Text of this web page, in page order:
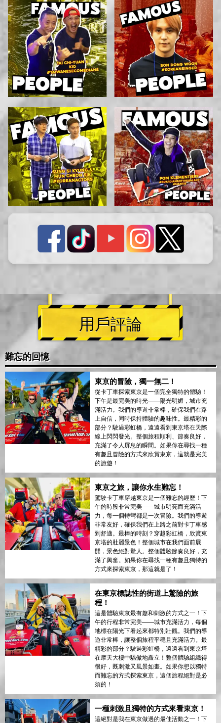
用戶評論
難忘的回憶
東京的冒險，獨一無二！
從卡丁車探索東京是一個完全獨特的體驗！
下午是最完美的時光——陽光明媚，城市充
滿活力。我們的導遊非常棒，確保我們在路
上自信，同時保持體驗的趣味性。最精彩的
部分？駛過彩虹橋，遠遠看到東京塔在天際
線上閃閃發光。整個旅程順利、節奏良好，
充滿了令人屏息的瞬間。如果你在尋找一種
有趣且冒險的方式來欣賞東京，這就是完美
的旅遊！
東京之旅，讓你永生難忘！
駕駛卡丁車穿越東京是一個難忘的經歷！下
午的時段非常完美——城市明亮而充滿活
力，每一個轉彎都是一次冒險。我們的導遊
非常友好，確保我們在上路之前對卡丁車感
到舒適。最棒的時刻？穿越彩虹橋，欣賞東
京塔的壯麗景色！整個城市在我們面前展
開，景色絕對驚人。整個體驗節奏良好，充
滿了興奮。如果你在尋找一種有趣且獨特的
方式來探索東京，那這就是了！
在東京標誌性的街道上驚險的旅
程！
這是體驗東京最有趣和刺激的方式之一！下
午的行程非常完美——城市充滿活力，每個
地標在陽光下看起來都特別壯觀。我們的導
遊非常棒，讓整個旅程平穩且充滿活力。最
精彩的部分？駛過彩虹橋，遠遠看到東京塔
在摩天大樓中驕傲地矗立！整個體驗組織得
很好，既刺激又風景如畫。如果你想以獨特
而難忘的方式探索東京，這個旅程絕對是必
須的！
一種刺激且獨特的方式來看東京！
這絕對是我在東京做過的最佳活動之一！下